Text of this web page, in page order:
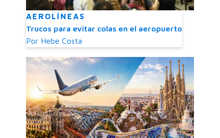
AEROLÍNEAS
Trucos para evitar colas en el aeropuerto
Por Hebe Costa